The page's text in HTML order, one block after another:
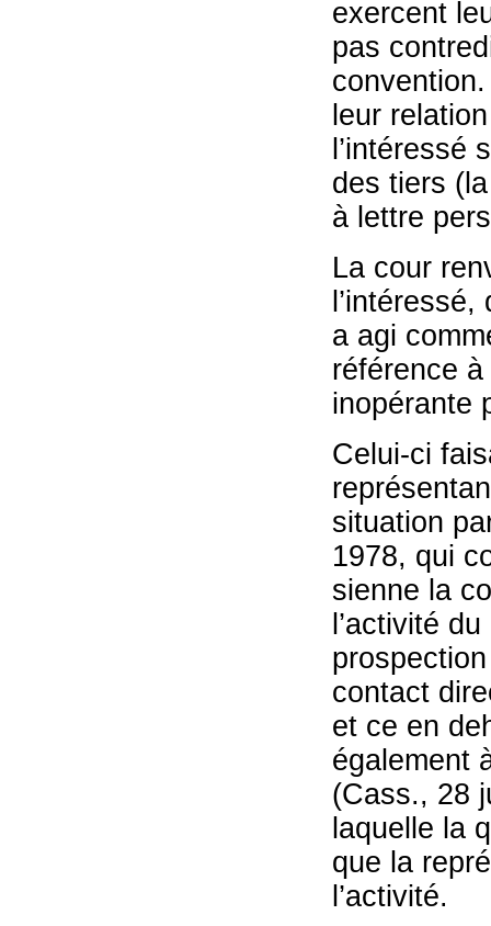
exercent
pas
leur
l’intéressé
des tiers
à lettre
La cour
a agi
référence
inopérante
Celui-ci
situation
1978, qui
sienne la
l’activité
contact
et ce en
également
(Cass., 28
laquelle la
que la
l’activité.